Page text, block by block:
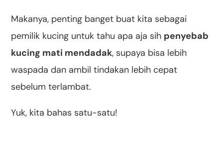
Makanya, penting banget buat kita sebagai
pemilik kucing untuk tahu apa aja sih penyebab
kucing mati mendadak, supaya bisa lebih
waspada dan ambil tindakan lebih cepat
sebelum terlambat.
Yuk, kita bahas satu-satu!